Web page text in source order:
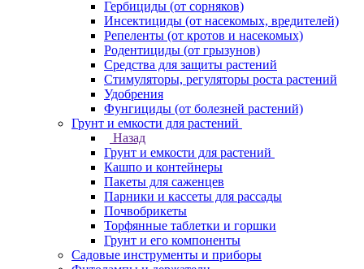
Гербициды (от сорняков)
Инсектициды (от насекомых, вредителей)
Репеленты (от кротов и насекомых)
Родентициды (от грызунов)
Средства для защиты растений
Стимуляторы, регуляторы роста растений
Удобрения
Фунгициды (от болезней растений)
Грунт и емкости для растений
Назад
Грунт и емкости для растений
Кашпо и контейнеры
Пакеты для саженцев
Парники и кассеты для рассады
Почвобрикеты
Торфянные таблетки и горшки
Грунт и его компоненты
Садовые инструменты и приборы